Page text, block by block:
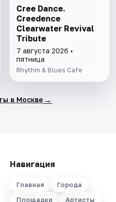
Cree Dance.
Creedence
Clearwater Revival
Tribute
7 августа 2026 •
пятница
Rhythm & Blues Cafe
в Москве →
Навигация
Главная
Города
Площадки
Артисты